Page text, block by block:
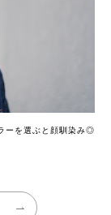
ーを選ぶと顔馴染み◎